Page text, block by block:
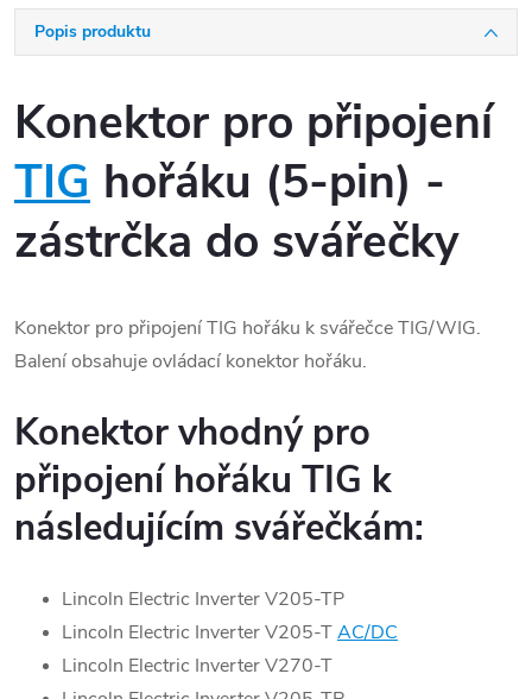
Popis produktu
Konektor pro připojení
TIG hořáku (5-pin) -
zástrčka do svářečky
Konektor pro připojení TIG hořáku k svářečce TIG/WIG.
Balení obsahuje ovládací konektor hořáku.
Konektor vhodný pro
připojení hořáku TIG k
následujícím svářečkám:
Lincoln Electric Inverter V205-TP
Lincoln Electric Inverter V205-TAC/DC
Lincoln Electric Inverter V270-T